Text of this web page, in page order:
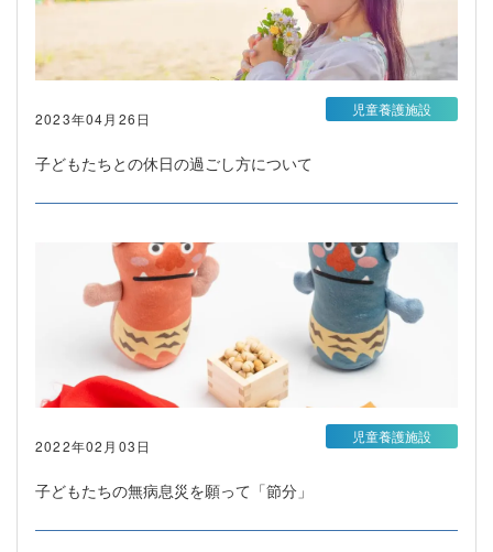
2023年04月26日
子どもたちとの休日の過ごし方について
児童養護施設
2022年02月03日
子どもたちの無病息災を願って「節分」
児童養護施設